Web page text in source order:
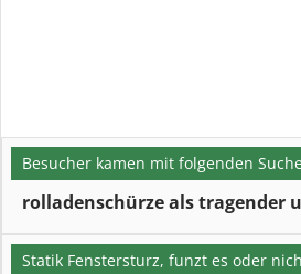
Besucher kamen mit folgenden
rolladenschürze als tragender
Statik Fenstersturz, funzt es oder